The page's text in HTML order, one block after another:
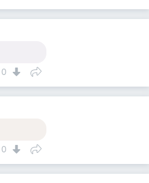
0
0